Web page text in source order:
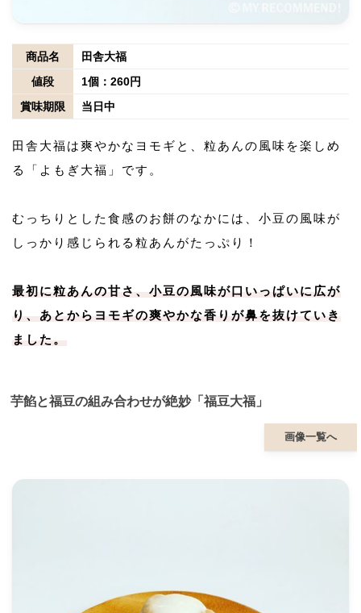
商品名
田舎大福
値段
1個：260円
賞味期限
当日中
田舎大福は爽やかなヨモギと、粒あんの風味を楽しめ
る「よもぎ大福」です。
むっちりとした食感のお餅のなかには、小豆の風味が
しっかり感じられる粒あんがたっぷり！
最初に粒あんの甘さ、小豆の風味が口いっぱいに広が
り、あとからヨモギの爽やかな香りが鼻を抜けていき
ました。
芋餡と福豆の組み合わせが絶妙「福豆大福」
画像一覧へ